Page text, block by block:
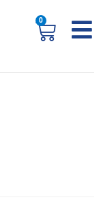
0